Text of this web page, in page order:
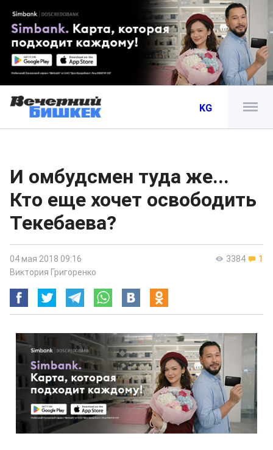
KG
И омбудсмен туда же...
Кто еще хочет освободить
Текебаева?
3384 1
04 мая 2018 09:16
Виктория Григоренко